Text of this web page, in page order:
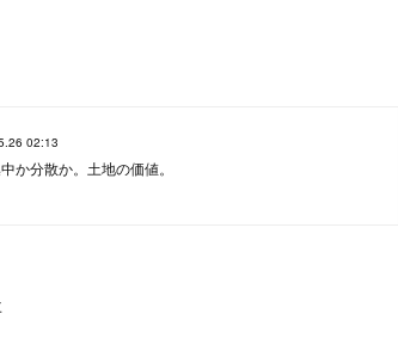
02:13
か分散か。土地の価値。